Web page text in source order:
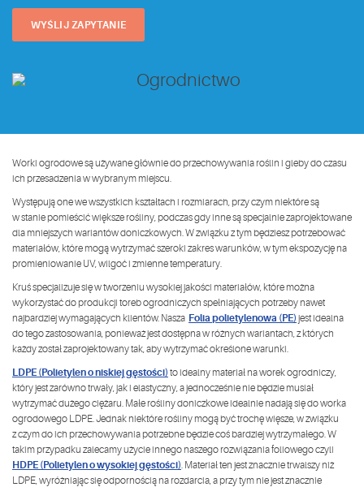
WYŚLIJ ZAPYTANIE
Worki ogrodowe są używane głównie do przechowywania roślin i gleby do czasu
ich przesadzenia w wybranym miejscu.
Występują one we wszystkich kształtach i rozmiarach, przy czym niektóre są
w stanie pomieścić większe rośliny, podczas gdy inne są specjalnie zaprojektowane
dla mniejszych wariantów doniczkowych. W związku z tym będziesz potrzebować
materiałów, które mogą wytrzymać szeroki zakres warunków, w tym ekspozycję na
promieniowanie UV, wilgoć i zmienne temperatury.
Kruś specjalizuje się w tworzeniu wysokiej jakości materiałów, które można
wykorzystać do produkcji toreb ogrodniczych spełniających potrzeby nawet
najbardziej wymagających klientów. Nasza Folia polietylenowa (PE) jest idealna
do tego zastosowania, ponieważ jest dostępna w różnych wariantach, z których
każdy został zaprojektowany tak, aby wytrzymać określone warunki.
LDPE (Polietylen o niskiej gęstości) to idealny materiał na worek ogrodniczy,
który jest zarówno trwały, jak i elastyczny, a jednocześnie nie będzie musiał
wytrzymać dużego ciężaru. Małe rośliny doniczkowe idealnie nadają się do worka
ogrodowego LDPE. Jednak niektóre rośliny mogą być trochę więsze, w związku
z czym do ich przechowywania potrzebne będzie coś bardziej wytrzymałego. W
takim przypadku zalecamy użycie innego naszego rozwiązania foliowego czyli
HDPE (Polietylen o wysokiej gęstości). Materiał ten jest znacznie trwalszy niż
LDPE, wyróżniając się odpornością na rozdarcia, a przy tym nie jest znacznie